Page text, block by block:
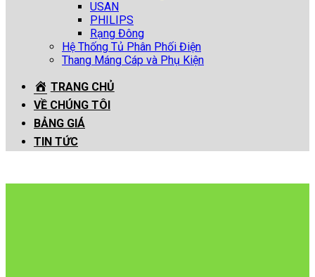
USAN
PHILIPS
Rạng Đông
Hệ Thống Tủ Phân Phối Điện
Thang Máng Cáp và Phụ Kiện
TRANG CHỦ
VỀ CHÚNG TÔI
BẢNG GIÁ
TIN TỨC